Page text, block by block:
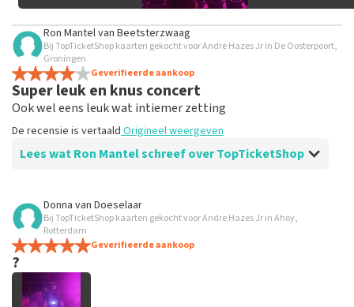
Ron Mantelvan Beetsterzwaag
Bij TopTicketShop kaarten gekocht voor Andre Hazes Jr in De Oosterpoort,
Groningen
Geverifieerde aankoop
Super leuk en knus concert
Ook wel eens leuk wat intiemer zetting
De recensie is vertaald Origineel weergeven
Lees wat Ron Mantel schreef over TopTicketShop
Beoordeling van Ron Mantel over
Superleuk
Prima geregeld
Donna van Doeselaar
Bij TopTicketShop kaarten gekocht voor Andre Hazes Jr in Ahoy,
Rotterdam
Geverifieerde aankoop
?